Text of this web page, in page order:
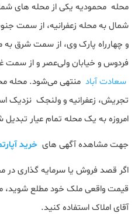
محله محمودیه یکی از محله های
شمال به محله زعفرانیه، از سمت
و چهارراه پارک وی، از سمت شرق به
فردوس و خیابان ولی‌عصر و از سمت
سعادت آباد منتهی می‌شود. محله
تجریش، زعفرانیه و ولنجک
امروزه به یک محله‌ تمام عیار
جهت مشاهده آگهی های خرید
اگر قصد فروش یا سرمایه گذاری در
قیمت واقعی ملک خود مطلع شوید،
آقای املاک استفاده کنید.